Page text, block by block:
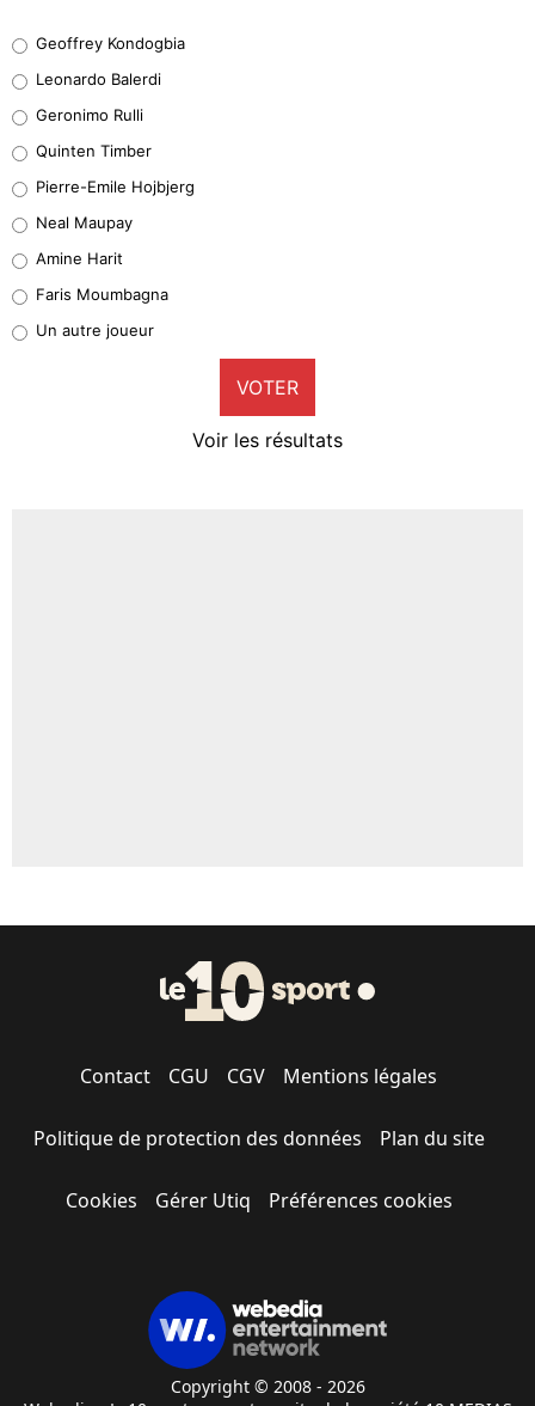
38%
32%
5%
1%
9%
Geoffrey Kondogbia
Leonardo Balerdi
Geronimo Rulli
Quinten Timber
Pierre-Emile Hojbjerg
Neal Maupay
Amine Harit
Faris Moumbagna
Un autre joueur
VOTER
Voir les résultats
Contact CGU CGV Mentions légales
Politique de protection des données Plan du site
Cookies Gérer Utiq Préférences cookies
Copyright © 2008 - 2026